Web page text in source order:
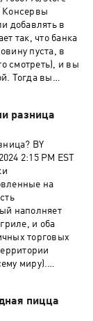
сделать
-
срок его
добавлять в
так, что банка
пуста, в
смотреть), и вы
Тогда вы
разница
BY
2:15 PM EST
на
наполняет
и оба
торговых
миру).
пицца